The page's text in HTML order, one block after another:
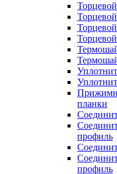
планки
профиль
профиль